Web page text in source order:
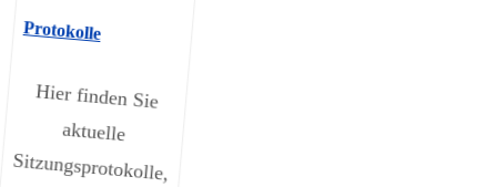
Protokolle
Hier finden Sie
aktuelle
Sitzungsprotokolle,
sowie das